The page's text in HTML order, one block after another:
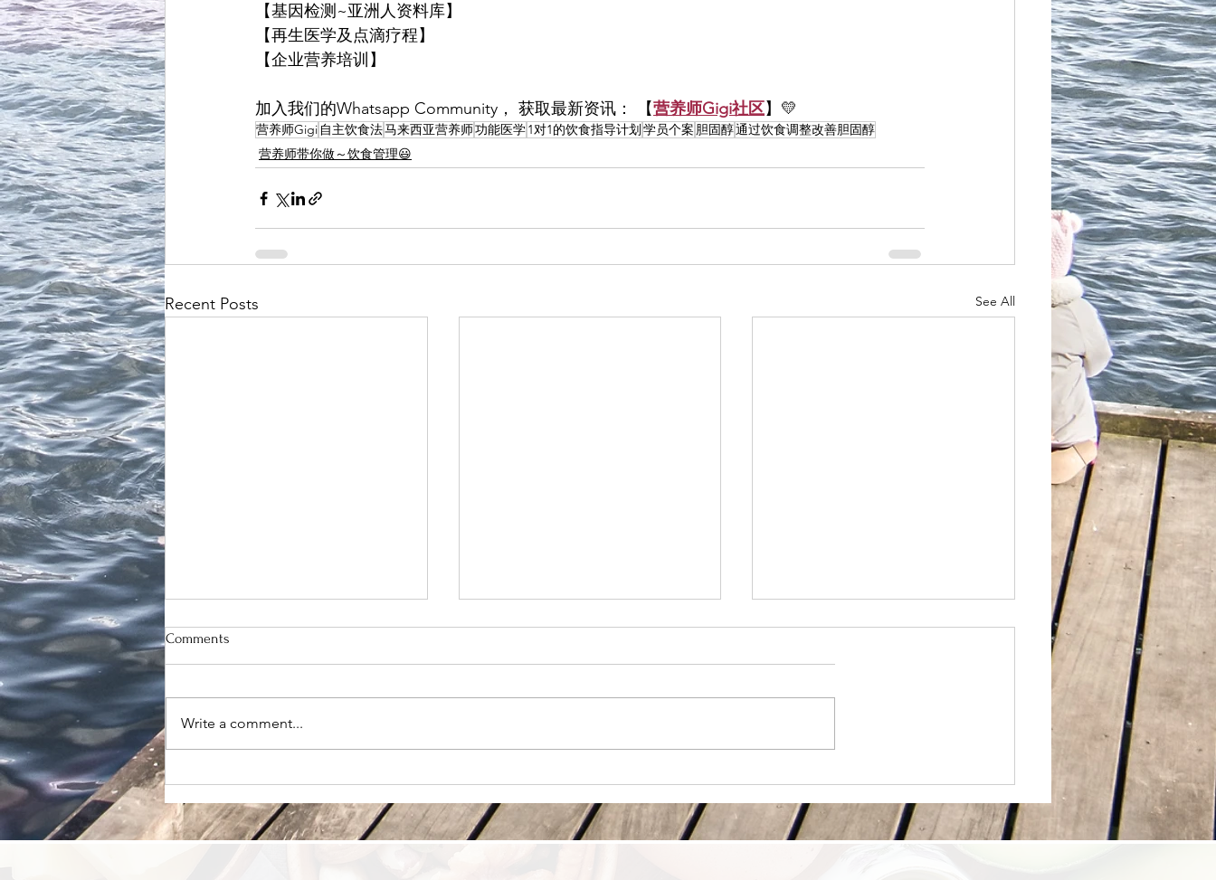
【基因检测~亚洲人资料库】
【再生医学及点滴疗程】
【企业营养培训】
加入我们的Whatsapp Community， 获取最新资讯： 【营养师Gigi社区】💛
营养师Gigi 自主饮食法马来西亚营养师功能医学1对1的饮食指导计划学员个案 胆固醇通过饮食调整改善胆固醇
营养师带你做～饮食管理😃
Recent Posts See All
而是有人陪你学会正确吃饭
食物
营养学，变成你餐桌上最简单
的日常。
Comments
Write a comment...